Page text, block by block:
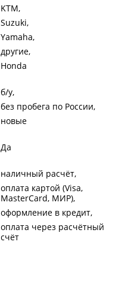
KTM
Suzuki
Yamaha
другие
Honda
б/у
без пробега по России
новые
Да
наличный расчёт
оплата картой (Visa,
MasterCard, МИР)
оформление в кредит
оплата через расчётный
счёт